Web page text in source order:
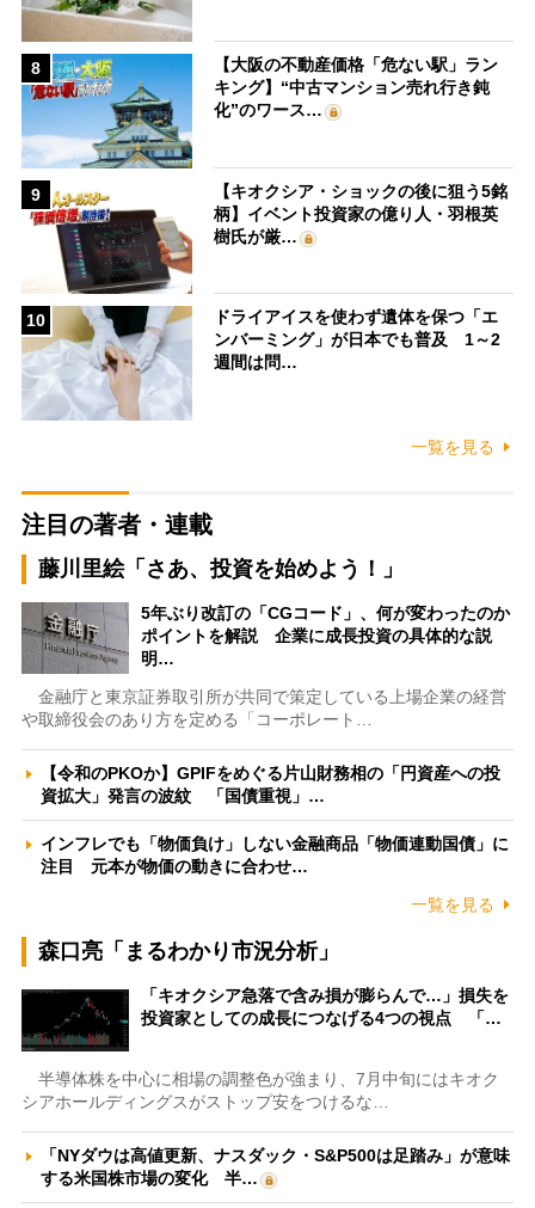
8
【大阪の不動産価格「危ない駅」ラン
キング】“中古マンション売れ行き鈍
化”のワース…
9
【キオクシア・ショックの後に狙う5銘
柄】イベント投資家の億り人・羽根英
樹氏が厳…
10
ドライアイスを使わず遺体を保つ「エ
ンバーミング」が日本でも普及 1～2
週間は問…
一覧を見る
注目の著者・連載
藤川里絵「さあ、投資を始めよう！」
5年ぶり改訂の「CGコード」、何が変わったのか
ポイントを解説 企業に成長投資の具体的な説
明…
金融庁と東京証券取引所が共同で策定している上場企業の経営
や取締役会のあり方を定める「コーポレート…
【令和のPKOか】GPIFをめぐる片山財務相の「円資産への投
資拡大」発言の波紋 「国債重視」…
インフレでも「物価負け」しない金融商品「物価連動国債」に
注目 元本が物価の動きに合わせ…
一覧を見る
森口亮「まるわかり市況分析」
「キオクシア急落で含み損が膨らんで…」損失を
投資家としての成長につなげる4つの視点 「…
半導体株を中心に相場の調整色が強まり、7月中旬にはキオク
シアホールディングスがストップ安をつけるな…
「NYダウは高値更新、ナスダック・S&P500は足踏み」が意味
する米国株市場の変化 半…